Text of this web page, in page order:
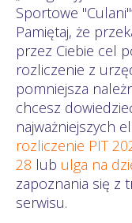
Sportowe
Pamiętaj, że
przez Ciebie cel
rozliczenie z
pomniejsza
chcesz
najważniejszych
rozliczenie PIT
28 lub ulga na
zapoznania się z
serwisu.